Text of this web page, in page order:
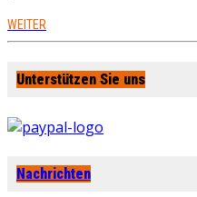
WEITER
Unterstützen Sie uns
Nachrichten